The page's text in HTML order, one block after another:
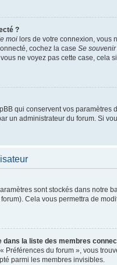
?
moi lors de votre connexion, vous
cochez la case Se
ne voyez pas cette case, cela
qui conservent vos
un administrateur du forum. Si
sont stockés dans notre
Cela vous permettra de
dans la liste des membres
Préférences du forum », vous
parmi les membres invisibles.